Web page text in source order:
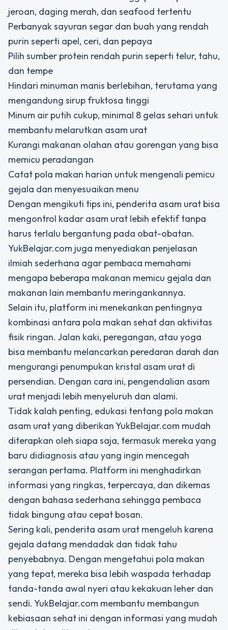
jeroan, daging merah, dan seafood tertentu
Perbanyak sayuran segar dan buah yang rendah
purin seperti apel, ceri, dan pepaya
Pilih sumber protein rendah purin seperti telur, tahu,
dan tempe
Hindari minuman manis berlebihan, terutama yang
mengandung sirup fruktosa tinggi
Minum air putih cukup, minimal 8 gelas sehari untuk
membantu melarutkan asam urat
Kurangi makanan olahan atau gorengan yang bisa
memicu peradangan
Catat pola makan harian untuk mengenali pemicu
gejala dan menyesuaikan menu
Dengan mengikuti tips ini, penderita asam urat bisa
mengontrol kadar asam urat lebih efektif tanpa
harus terlalu bergantung pada obat-obatan.
YukBelajar.com juga menyediakan penjelasan
ilmiah sederhana agar pembaca memahami
mengapa beberapa makanan memicu gejala dan
makanan lain membantu meringankannya.
Selain itu, platform ini menekankan pentingnya
kombinasi antara pola makan sehat dan aktivitas
fisik ringan. Jalan kaki, peregangan, atau yoga
bisa membantu melancarkan peredaran darah dan
mengurangi penumpukan kristal asam urat di
persendian. Dengan cara ini, pengendalian asam
urat menjadi lebih menyeluruh dan alami.
Tidak kalah penting, edukasi tentang pola makan
asam urat yang diberikan YukBelajar.com mudah
diterapkan oleh siapa saja, termasuk mereka yang
baru didiagnosis atau yang ingin mencegah
serangan pertama. Platform ini menghadirkan
informasi yang ringkas, terpercaya, dan dikemas
dengan bahasa sederhana sehingga pembaca
tidak bingung atau cepat bosan.
Sering kali, penderita asam urat mengeluh karena
gejala datang mendadak dan tidak tahu
penyebabnya. Dengan mengetahui pola makan
yang tepat, mereka bisa lebih waspada terhadap
tanda-tanda awal nyeri atau kekakuan leher dan
sendi. YukBelajar.com membantu membangun
kebiasaan sehat ini dengan informasi yang mudah